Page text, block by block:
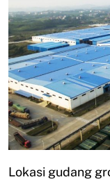
Lokasi gudang